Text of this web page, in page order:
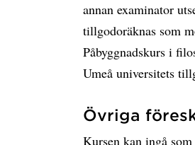
annan examinator
tillgodoräknas som
Påbyggnadskurs i
Umeå universitets
Övriga
Kursen kan ingå